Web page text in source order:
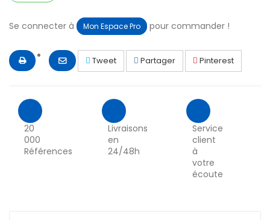
Se connecter à Mon Espace Pro pour commander !
Tweet Partager Pinterest
20
000
Références
Livraisons
en
24/48h
Service
client
à
votre
écoute